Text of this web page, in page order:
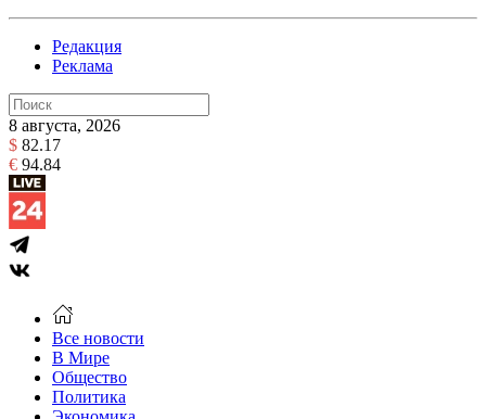
Редакция
Реклама
8 августа, 2026
$ 82.17
€ 94.84
Все новости
В Мире
Общество
Политика